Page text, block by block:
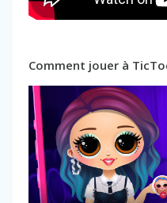
Comment jouer à